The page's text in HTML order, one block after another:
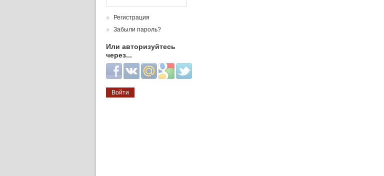
Регистрация
Забыли пароль?
Или авторизуйтесь
через...
Login with Facebook
Login with ВКонтакте
Login with Mail.ru
Login with Google
Login with Twitter